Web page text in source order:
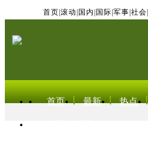
首页 滚动 国内 国际 军事 社会
首页 最新 热点